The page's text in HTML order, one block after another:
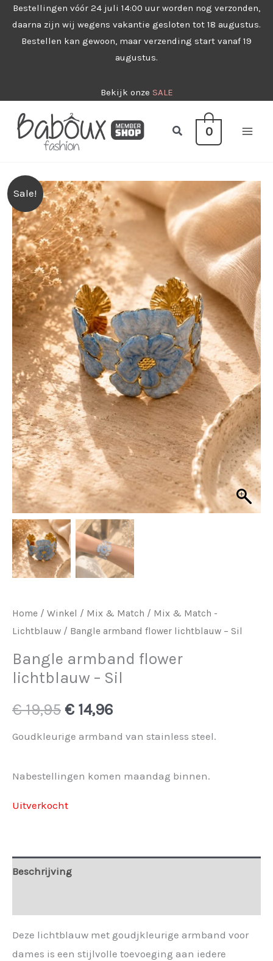
naar
Bestellingen vóór 24 juli 14:00 uur worden nog verzonden,
daarna zijn wij wegens vakantie gesloten tot 18 augustus.
Bestellen kan gewoon, maar verzending start vanaf 19
augustus.
Bekijk onze SALE
Zoeken0
Sale!
Home / Winkel / Mix & Match / Mix & Match -
Lichtblauw / Bangle armband flower lichtblauw – Sil
Bangle armband flower
lichtblauw – Sil
€19,95 Oorspronkelijke
prijs
€ 14,96Huidige
prijs
Goudkleurige armband van stainless steel.
Nabestellingen komen maandag binnen.
Uitverkocht
Beschrijving
Deze lichtblauw met goudjkleurige armband voor
dames is een stijlvolle toevoeging aan iedere